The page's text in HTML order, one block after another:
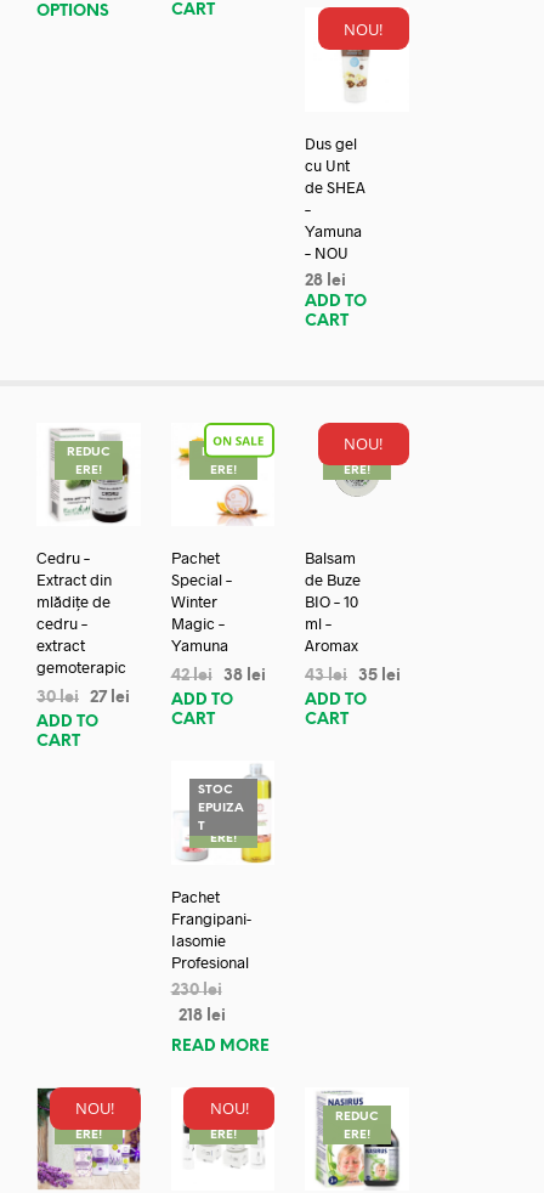
OPTIONS
CART
NOU!
Dus gel
cu Unt
de SHEA
–
Yamuna
– NOU
28 lei
ADD TO
CART
REDUC
ERE!
Cedru –
Extract din
mlădițe de
cedru –
extract
gemoterapic
30lei 27 lei
ADD TO
CART
REDUC
ERE!
Pachet
Special –
Winter
Magic –
Yamuna
42lei 38 lei
ADD TO
CART
NOU!
REDUC
ERE!
Balsam
de Buze
BIO – 10
ml –
Aromax
43lei 35 lei
ADD TO
CART
STOC
EPUIZA
TREDUC
ERE!
Pachet
Frangipani-
Iasomie
Profesional
230lei
218 lei
READ MORE
NOU!
REDUC
ERE!
NOU!
REDUC
ERE!
REDUC
ERE!